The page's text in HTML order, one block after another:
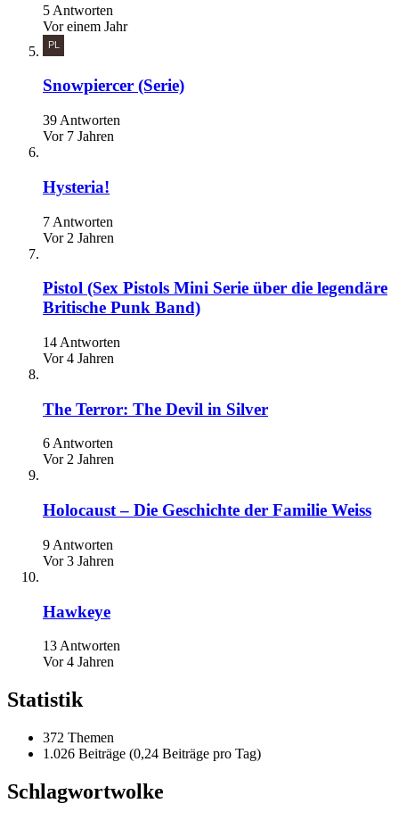
5 Antworten
Vor einem Jahr
Snowpiercer (Serie)
39 Antworten
Vor 7 Jahren
Hysteria!
7 Antworten
Vor 2 Jahren
Pistol (Sex Pistols Mini Serie über die legendäre
Britische Punk Band)
14 Antworten
Vor 4 Jahren
The Terror: The Devil in Silver
6 Antworten
Vor 2 Jahren
Holocaust – Die Geschichte der Familie Weiss
9 Antworten
Vor 3 Jahren
Hawkeye
13 Antworten
Vor 4 Jahren
Statistik
372 Themen
1.026 Beiträge (0,24 Beiträge pro Tag)
Schlagwortwolke